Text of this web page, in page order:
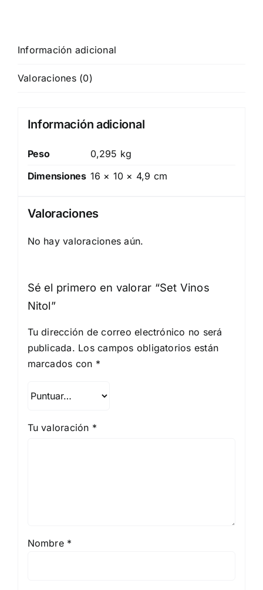
Información adicional
Valoraciones (0)
Información adicional
Peso
0,295 kg
Dimensiones 16 × 10 × 4,9 cm
Valoraciones
No hay valoraciones aún.
Sé el primero en valorar “Set Vinos
Nitol”
Tu dirección de correo electrónico no será
publicada. Los campos obligatorios están
marcados con *
Tu valoración *
Nombre *